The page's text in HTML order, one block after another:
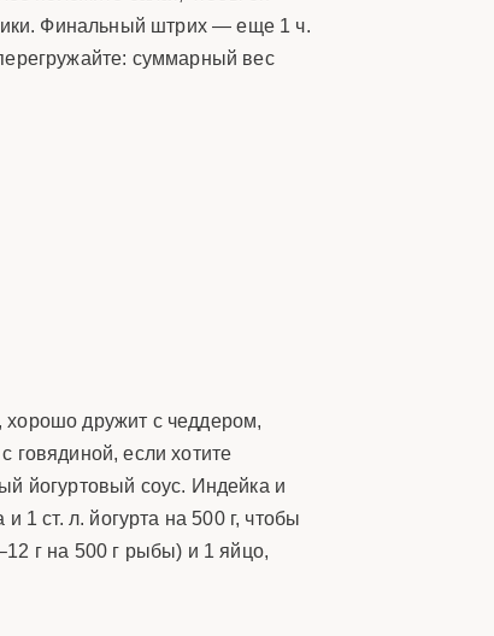
Финальный штрих — еще 1 ч.
суммарный вес
дружит с чеддером,
если хотите
йогуртовый соус. Индейка и
1 ст. л. йогурта на 500 г, чтобы
г на 500 г рыбы) и 1 яйцо,